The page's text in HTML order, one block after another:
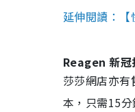
延伸閱讀：
Reagen 新冠
莎莎網店亦
本，只需15